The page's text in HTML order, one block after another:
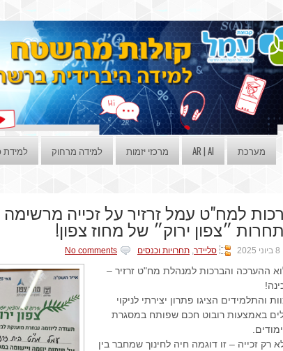
למידת למידה מרחוק מרכזי יזמות AR | AI מערכת
למח"ט עמל זרזיר על זכייה
״צפון ירוק״ של מחוז צפון!
8 ביוני 2025 סליידר, תחרויות וכנסים No comments
ההערכה והברכות למנהלת מח"ט זרזיר –
והתלמידים הציגו פתרון יצירתי לניקוי
באמצעות רובוט חכם שפותח במסגרת
רק זכייה – זו דוגמה חיה לחינוך שמחבר בין